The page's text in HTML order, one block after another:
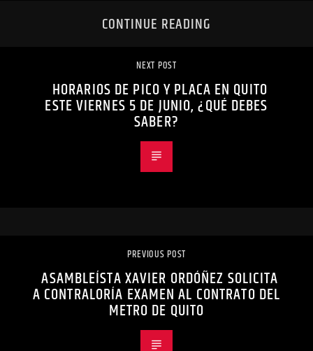
CONTINUE READING
NEXT POST
HORARIOS DE PICO Y PLACA EN QUITO
ESTE VIERNES 5 DE JUNIO, ¿QUÉ DEBES
SABER?
PREVIOUS POST
ASAMBLEÍSTA XAVIER ORDÓÑEZ SOLICITA
A CONTRALORÍA EXAMEN AL CONTRATO DEL
METRO DE QUITO